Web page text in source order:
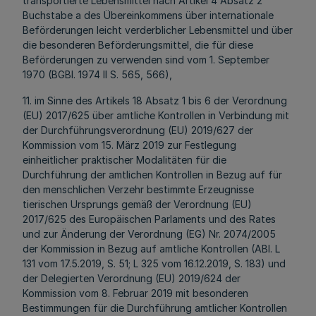
Buchstabe a des Übereinkommens über internationale
Beförderungen leicht verderblicher Lebensmittel und über
die besonderen Beförderungsmittel, die für diese
Beförderungen zu verwenden sind vom 1. September
1970 (BGBl. 1974 II S. 565, 566),
11. im Sinne des Artikels 18 Absatz 1 bis 6 der Verordnung
(EU) 2017/625 über amtliche Kontrollen in Verbindung mit
der Durchführungsverordnung (EU) 2019/627 der
Kommission vom 15. März 2019 zur Festlegung
einheitlicher praktischer Modalitäten für die
Durchführung der amtlichen Kontrollen in Bezug auf für
den menschlichen Verzehr bestimmte Erzeugnisse
tierischen Ursprungs gemäß der Verordnung (EU)
2017/625 des Europäischen Parlaments und des Rates
und zur Änderung der Verordnung (EG) Nr. 2074/2005
der Kommission in Bezug auf amtliche Kontrollen (ABl. L
131 vom 17.5.2019, S. 51; L 325 vom 16.12.2019, S. 183) und
der Delegierten Verordnung (EU) 2019/624 der
Kommission vom 8. Februar 2019 mit besonderen
Bestimmungen für die Durchführung amtlicher Kontrollen